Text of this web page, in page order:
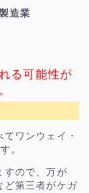
造業
る可能性が
ワンウェイ・
。
すので、万が
ど第三者がケガ